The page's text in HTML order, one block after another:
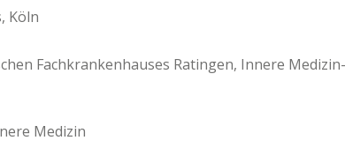
Köln
Fachkrankenhauses Ratingen, Innere Medizin-
Medizin